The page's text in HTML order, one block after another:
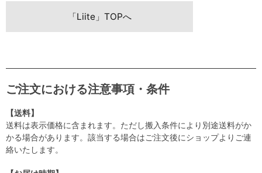
「Liite」TOPへ
ご注文における注意事項・条件
【送料】
送料は表示価格に含まれます。ただし搬入条件により別途送料がか
かる場合があります。該当する場合はご注文後にショップよりご連
絡いたします。